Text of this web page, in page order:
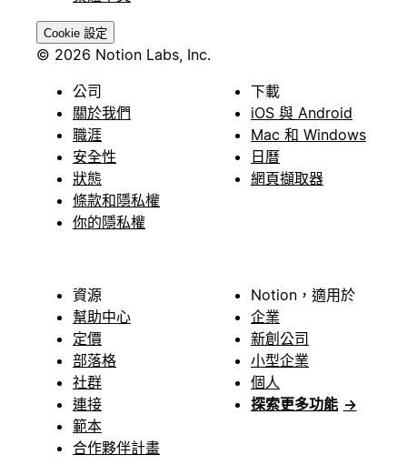
Cookie 設定
© 2026 Notion Labs, Inc.
公司
關於我們
職涯
安全性
狀態
條款和隱私權
你的隱私權
下載
iOS 與 Android
Mac 和 Windows
日曆
網頁擷取器
資源
幫助中心
定價
部落格
社群
連接
範本
合作夥伴計畫
Notion，適用於
企業
新創公司
小型企業
個人
探索更多功能 →